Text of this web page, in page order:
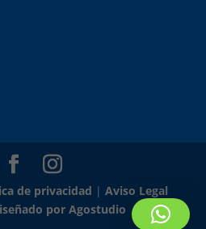
de privacidad |Aviso Legal
por Agostudio